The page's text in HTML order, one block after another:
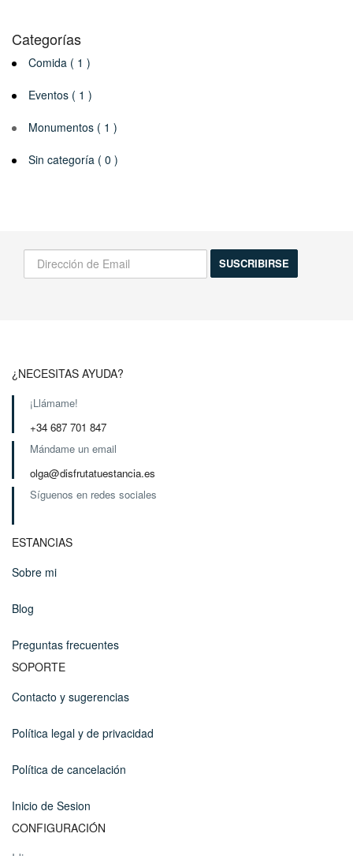
Categorías
Comida ( 1 )
Eventos ( 1 )
Monumentos ( 1 )
Sin categoría ( 0 )
¿NECESITAS AYUDA?
¡Llámame!
+34 687 701 847
Mándame un email
olga@disfrutatuestancia.es
Síguenos en redes sociales
ESTANCIAS
Sobre mi
Blog
Preguntas frecuentes
SOPORTE
Contacto y sugerencias
Política legal y de privacidad
Política de cancelación
Inicio de Sesion
CONFIGURACIÓN